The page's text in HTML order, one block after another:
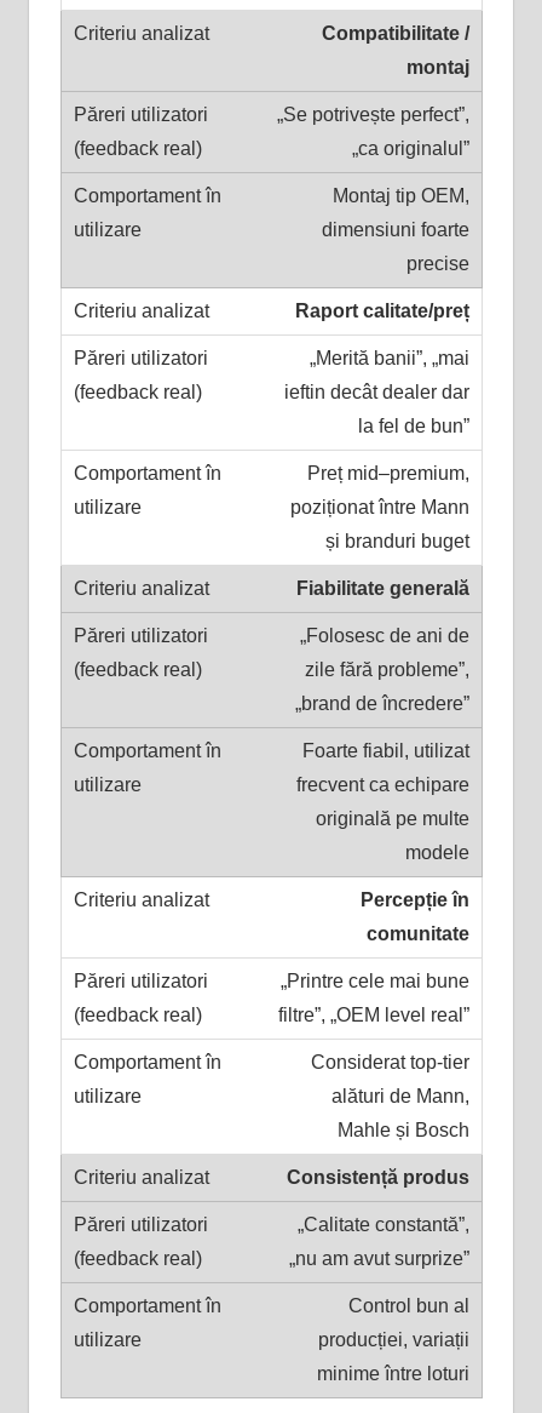
Compatibilitate /
montaj
„Se potrivește perfect”,
„ca originalul”
Montaj tip OEM,
dimensiuni foarte
precise
Raport calitate/preț
„Merită banii”, „mai
ieftin decât dealer dar
la fel de bun”
Preț mid–premium,
poziționat între Mann
și branduri buget
Fiabilitate generală
„Folosesc de ani de
zile fără probleme”,
„brand de încredere”
Foarte fiabil, utilizat
frecvent ca echipare
originală pe multe
modele
Percepție în
comunitate
„Printre cele mai bune
filtre”, „OEM level real”
Considerat top-tier
alături de Mann,
Mahle și Bosch
Consistență produs
„Calitate constantă”,
„nu am avut surprize”
Control bun al
producției, variații
minime între loturi